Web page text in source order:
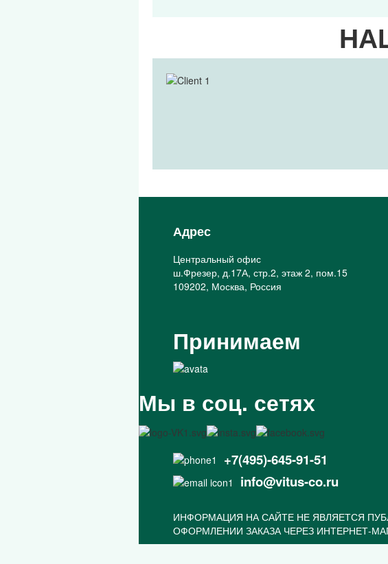
Адрес
Центральный офис
ш.Фрезер, д.17А, стр.2, этаж 2, пом.15
109202, Москва, Россия
Принимаем
Мы в соц. сетях
+7(495)-645-91-51
info@vitus-co.ru
ИНФОРМАЦИЯ НА САЙТЕ НЕ ЯВЛЯЕТСЯ
ОФОРМЛЕНИИ ЗАКАЗА ЧЕРЕЗ ИНТЕРНЕТ-